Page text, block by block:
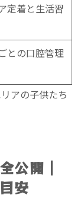
定着と生活習
との口腔管理
アの子供たち
公開｜
安